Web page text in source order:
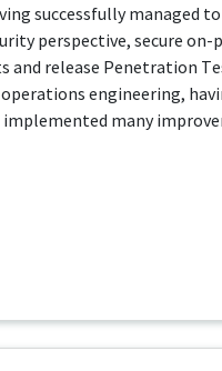
successfully managed
perspective, secure
and release Penetration
engineering,
many